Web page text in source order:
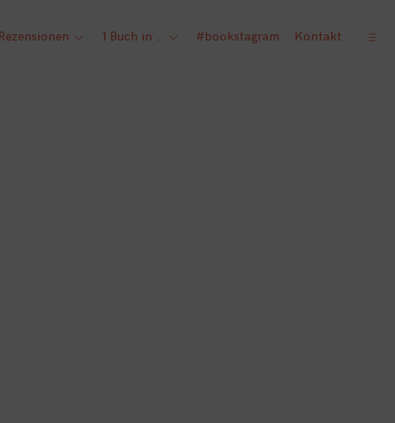
Rezensionen toggle 1 Buch in … toggle #bookstagram Kontakt
open